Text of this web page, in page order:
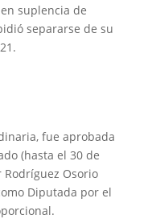
suplencia de
separarse de su
fue aprobada
(hasta el 30 de
Osorio
Diputada por el